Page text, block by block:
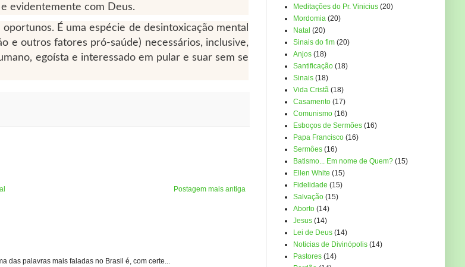
evidentemente com Deus.
É uma espécie de desintoxicação mental
e outros fatores pró-saúde) necessários, inclusive,
egoísta e interessado em pular e suar sem se
Postagem mais antiga
das palavras mais faladas no Brasil é, com certe...
Meditações do Pr. Vinicius (20)
Mordomia (20)
Natal (20)
Sinais do fim (20)
Anjos (18)
Santificação (18)
Sinais (18)
Vida Cristã (18)
Casamento (17)
Comunismo (16)
Esboços de Sermões (16)
Papa Francisco (16)
Sermôes (16)
Batismo... Em nome de Quem? (15)
Ellen White (15)
Fidelidade (15)
Salvação (15)
Aborto (14)
Jesus (14)
Lei de Deus (14)
Noticias de Divinópolis (14)
Pastores (14)